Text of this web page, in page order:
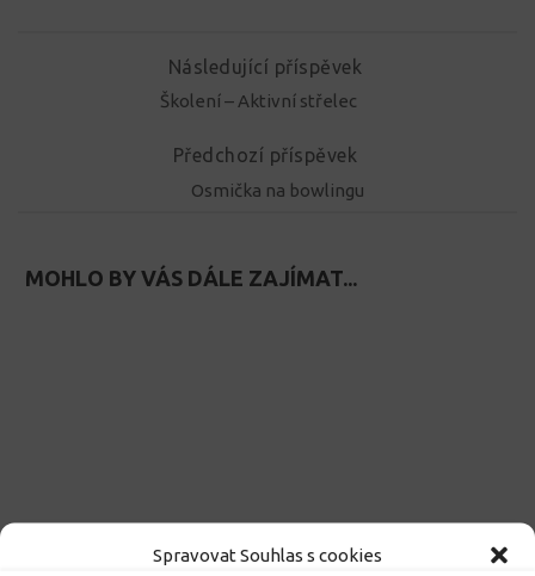
Spravovat Souhlas s cookies
Následující příspěvek
Školení – Aktivní střelec
Předchozí příspěvek
Osmička na bowlingu
MOHLO BY VÁS DÁLE ZAJÍMAT...